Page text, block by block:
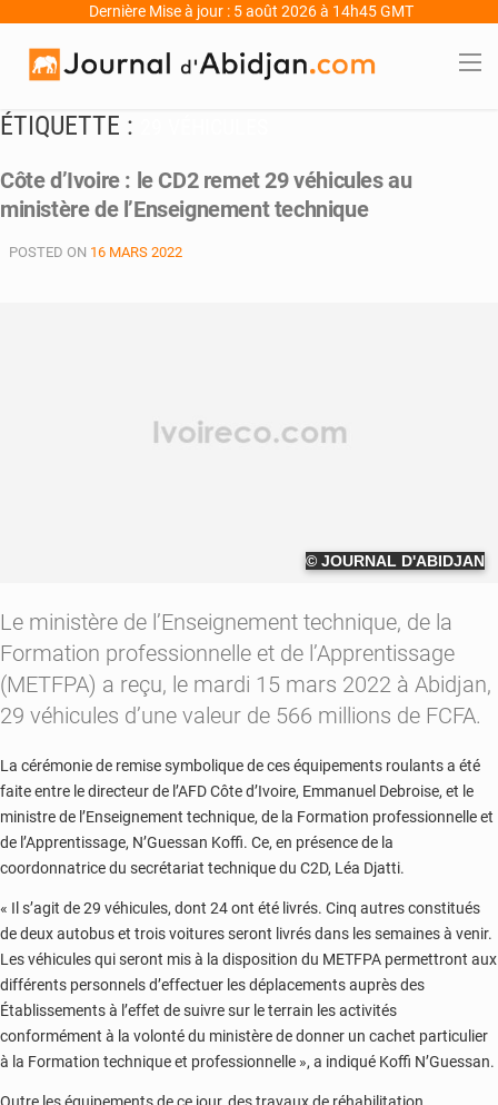
Dernière Mise à jour : 5 août 2026 à 14h45 GMT
ÉTIQUETTE :
Côte d’Ivoire : le CD2 remet 29 véhicules au
ministère de l’Enseignement technique
POSTED ON 16 MARS 2022
© JOURNAL D'ABIDJAN
Le ministère de l’Enseignement technique, de la
Formation professionnelle et de l’Apprentissage
(METFPA) a reçu, le mardi 15 mars 2022 à Abidjan,
29 véhicules d’une valeur de 566 millions de FCFA.
La cérémonie de remise symbolique de ces équipements roulants a été
faite entre le directeur de l’AFD Côte d’Ivoire, Emmanuel Debroise, et le
ministre de l’Enseignement technique, de la Formation professionnelle et
de l’Apprentissage, N’Guessan Koffi. Ce, en présence de la
coordonnatrice du secrétariat technique du C2D, Léa Djatti.
« Il s’agit de 29 véhicules, dont 24 ont été livrés. Cinq autres constitués
de deux autobus et trois voitures seront livrés dans les semaines à venir.
Les véhicules qui seront mis à la disposition du METFPA permettront aux
différents personnels d’effectuer les déplacements auprès des
Établissements à l’effet de suivre sur le terrain les activités
conformément à la volonté du ministère de donner un cachet particulier
à la Formation technique et professionnelle », a indiqué Koffi N’Guessan.
Outre les équipements de ce jour, des travaux de réhabilitation